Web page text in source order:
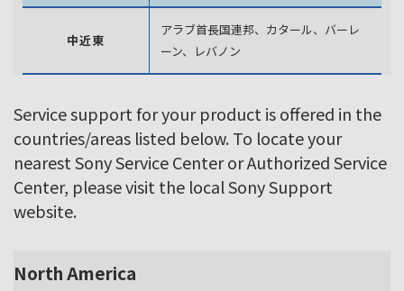
中近東
アラブ首長国連邦、カタール、バーレ
ーン、レバノン
Service support for your product is offered in the
countries/areas listed below. To locate your
nearest Sony Service Center or Authorized Service
Center, please visit the local Sony Support
website.
North America